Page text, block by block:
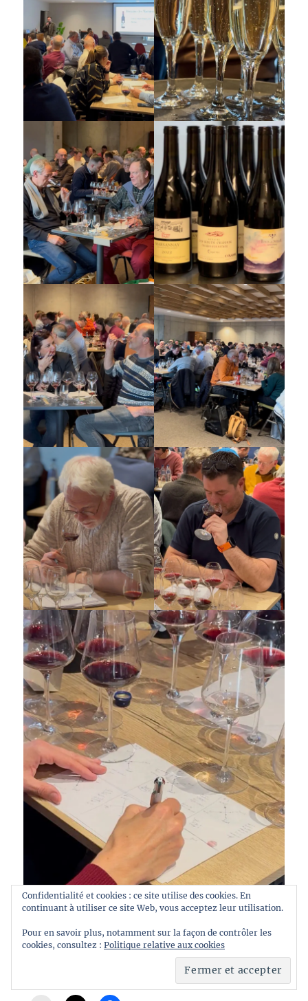
Confidentialité et cookies : ce site utilise des cookies. En
continuant à utiliser ce site Web, vous acceptez leur utilisation.
Pour en savoir plus, notamment sur la façon de contrôler les
cookies, consultez : Politique relative aux cookies